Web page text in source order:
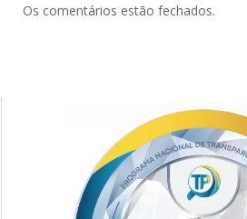
Os comentários estão fechados.